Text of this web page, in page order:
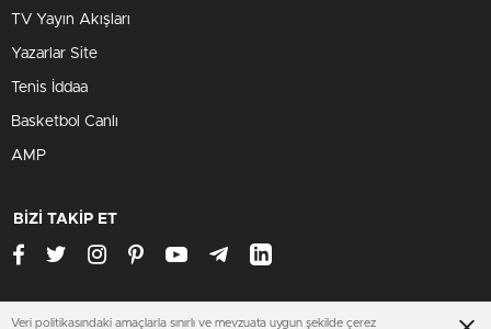
TV Yayın Akışları
Yazarlar Site
Tenis İddaa
Basketbol Canlı
AMP
BİZİ TAKİP ET
Veri politikasındaki amaçlarla sınırlı ve mevzuata uygun şekilde çerez